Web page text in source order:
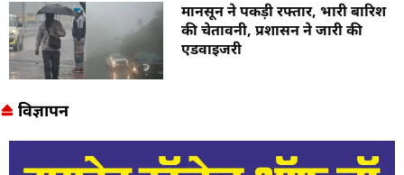
मानसून ने पकड़ी रफ्तार, भारी बारिश
की चेतावनी, प्रशासन ने जारी की
एडवाइजरी
विज्ञापन